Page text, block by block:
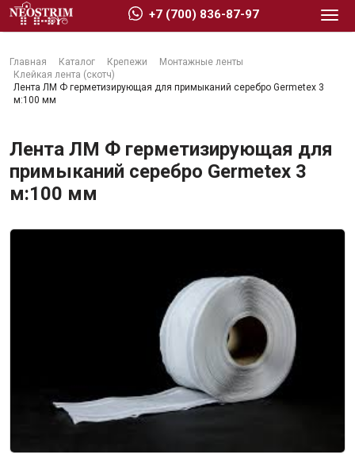
Главная Каталог Крепежи
Монтажные ленты
Клейкая лента (скотч)
Лента ЛМ Ф герметизирующая для примыканий серебро Germetex 3
м:100 мм
Лента ЛМ Ф герметизирующая для
примыканий серебро Germetex 3
м:100 мм
+7 (700) 836-87-97
Стройматериалы
Сухие строительные смеси
Интерьер и отделка
Лакокрасочные материалы
Герметики
Клеи, жидкие гвозди